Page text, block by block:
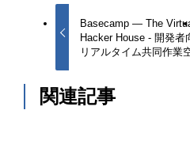
Basecamp — The
Hacker House - 開発者
リアルタイム共同作業
関連記事